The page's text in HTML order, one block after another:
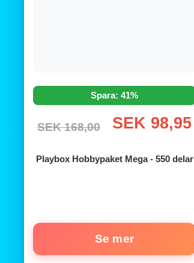
Spara: 41%
SEK 168,00 SEK 98,95
Playbox Hobbypaket Mega - 550 delar
Se mer